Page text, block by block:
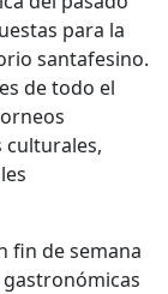
para la
santafesino.
de todo el
fin de semana